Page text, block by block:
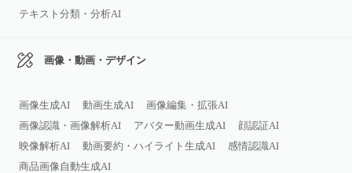
テキスト分類・分析AI
画像・動画・デザイン
画像生成AI 動画生成AI
画像編集・拡張AI
画像認識・画像解析AI
アバター動画生成AI
顔認証AI
映像解析AI
動画要約・ハイライト生成AI
感情認識AI
商品画像自動生成AI